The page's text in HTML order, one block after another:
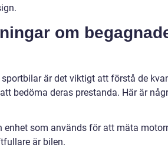
om
är det viktigt att förstå de
bedöma deras prestanda. Här är
enhet som används för att mäta
är bilen.